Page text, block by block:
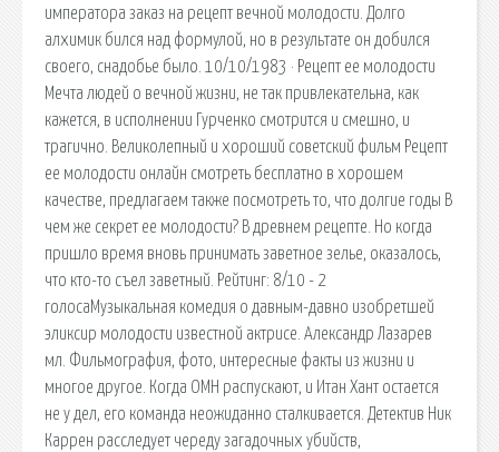
императора заказ на рецепт вечной молодости. Долго
алхимик бился над формулой, но в результате он добился
своего, снадобье было. 10/10/1983 · Рецепт ее молодости
Мечта людей о вечной жизни, не так привлекательна, как
кажется, в исполнении Гурченко смотрится и смешно, и
трагично. Великолепный и хороший советский фильм Рецепт
ее молодости онлайн смотреть бесплатно в хорошем
качестве, предлагаем также посмотреть то, что долгие годы В
чем же секрет ее молодости? В древнем рецепте. Но когда
пришло время вновь принимать заветное зелье, оказалось,
что кто-то съел заветный. Рейтинг: 8/10 - 2
голосаМузыкальная комедия о давным-давно изобретшей
эликсир молодости известной актрисе. Александр Лазарев
мл. Фильмография, фото, интересные факты из жизни и
многое другое. Когда ОМН распускают, и Итан Хант остается
не у дел, его команда неожиданно сталкивается. Детектив Ник
Каррен расследует череду загадочных убийств,